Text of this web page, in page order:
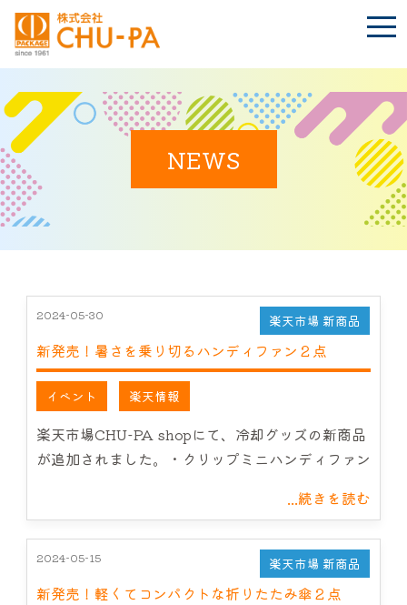
t
o
e
n
a
v
i
g
a
t
o
n
Language BLOG
会社案内
環境への取り組み
製品紹介
サービス案内
NEWS
お問い合わせ
NEWS
2024-05-30
新発売！暑さを乗り切るハンディファン２点
楽天市場 新商品
イベント 楽天情報
楽天市場CHU-PA shopにて、冷却グッズの新商品
が追加されました。・クリップミニハンディファン
...続きを読む
2024-05-15
新発売！軽くてコンパクトな折りたたみ傘２点
楽天市場 新商品